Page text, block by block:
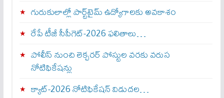
గురుకులాల్లో పార్ట్‌టైమ్ ఉద్యోగాలకు అవకాశం
రేపే టీజీ సీపీగెట్‌-2026 ఫలితాలు…
పోలీస్ నుంచి లెక్చరర్ పోస్టుల వరకు వరుస
నోటిఫికేషన్లు
క్యాట్-2026 నోటిఫికేషన్ విడుదల…